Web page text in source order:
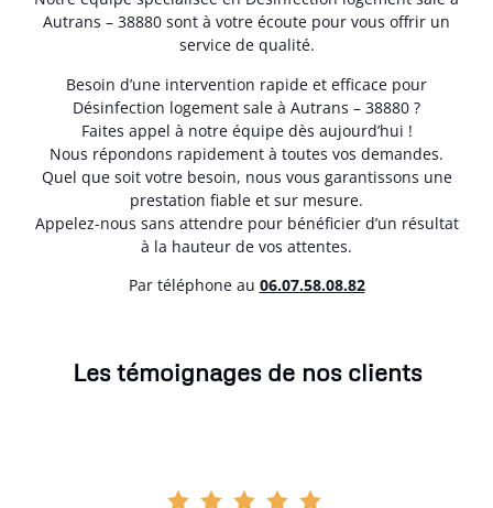
Autrans – 38880 sont à votre écoute pour vous offrir un
service de qualité.
Besoin d’une intervention rapide et efficace pour
Désinfection logement sale à Autrans – 38880 ?
Faites appel à notre équipe dès aujourd’hui !
Nous répondons rapidement à toutes vos demandes.
Quel que soit votre besoin, nous vous garantissons une
prestation fiable et sur mesure.
Appelez-nous sans attendre pour bénéficier d’un résultat
à la hauteur de vos attentes.
Par téléphone au 06.07.58.08.82
Les témoignages de nos clients